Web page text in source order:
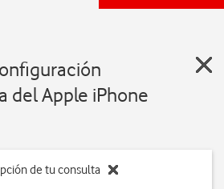
del Apple iPhone
de tu consulta